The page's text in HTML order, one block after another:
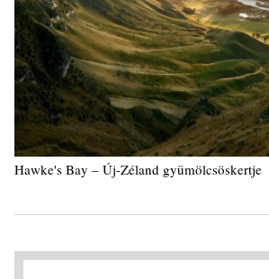
Hawke's Bay – Új-Zéland gyümölcsöskertje